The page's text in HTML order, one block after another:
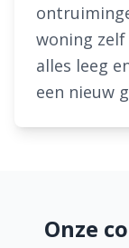
woning
alles leeg
een nieuw
Onze